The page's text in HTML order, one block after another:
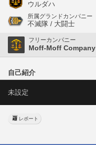
ウルダハ
所属グランドカンパニー
不滅隊 / 大闘士
フリーカンパニー
Moff-Moff Company
自己紹介
未設定
レポート